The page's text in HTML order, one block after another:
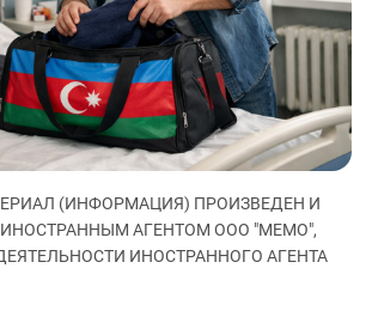
ЗАСТАВЛЯЕТ
КАВКАЗ ЗА ПАЛЕСТИНУ
ИНАКОМЫСЛИЕ В ЧЕЧНЕ
ПРЕСЛЕДОВАНИЕ АКТИВИСТОВ
МОБИЛИЗАЦИЯ И ПРОТЕСТЫ
(ИНФОРМАЦИЯ) ПРОИЗВЕДЕН И
АГЕНТОМ ООО "МЕМО",
ИНОСТРАННОГО АГЕНТА